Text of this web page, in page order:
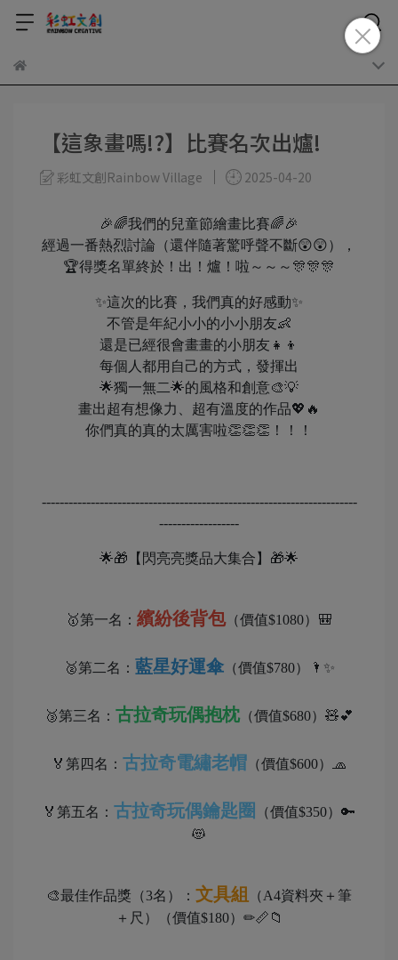
【這象畫嗎!?】比賽名次出爐!
彩虹文創Rainbow Village 2025-04-20
🎉🌈我們的兒童節繪畫比賽🌈🎉
經過一番熱烈討論（還伴隨著驚呼聲不斷😲😲），
🏆得獎名單終於！出！爐！啦～～～🎊🎊🎊
✨這次的比賽，我們真的好感動✨
不管是年紀小小的小小朋友👶
還是已經很會畫畫的小朋友👧👦
每個人都用自己的方式，發揮出
🌟獨一無二🌟的風格和創意🎨💡
畫出超有想像力、超有溫度的作品💖🔥
你們真的真的太厲害啦👏👏👏！！！
-----------------------------------------------------------------------
------------------
🌟🎁【閃亮亮獎品大集合】🎁🌟
🥇第一名： 繽紛後背包（價值$1080）🎒
🥈第二名： 藍星好運傘（價值$780）🌂✨
🥉第三名： 古拉奇玩偶抱枕（價值$680）🧸💕
🏅第四名： 古拉奇電繡老帽 （價值$600）🧢
🏅第五名： 古拉奇玩偶鑰匙圈
（價值$350）🔑
😻
🎨最佳作品獎（3名）： 文具組
（A4資料夾＋筆
＋尺）（價值$180）✏📏📁